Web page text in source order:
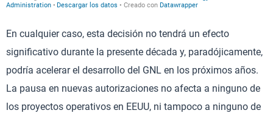
En cualquier caso, esta decisión no tendrá un efecto
significativo durante la presente década y, paradójicamente,
podría acelerar el desarrollo del GNL en los próximos años.
La pausa en nuevas autorizaciones no afecta a ninguno de
los proyectos operativos en EEUU, ni tampoco a ninguno de